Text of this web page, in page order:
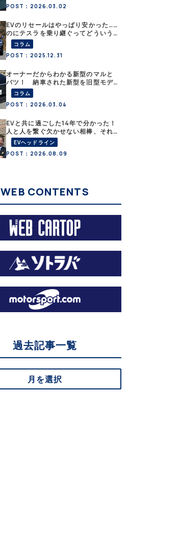
POST：2026.03.02
EVのリセールはやっぱり安かった……
のにテスラを乗り継ぐってどういう
こと？ 【テスラ沼にはまった大学
教授のEV生活・その１】
コラム
POST：2025.12.31
オーナーだからわかる新型のマルと
バツ！ 納車された新型を旧型モデ
ルＹと細部まで比べてみた【テスラ
沼にはまった大学教授のEV生活・そ
の６】
コラム
POST：2026.03.04
EVと共に過ごした14年で分かった！
人と人を繋ぐ欠かせない相棒、それ
がEV!!【EV総合研究所のリアルEVラ
イフ：その1 】
EVヘッドライン
POST：2026.08.09
WEB CONTENTS
過去記事一覧
月を選択